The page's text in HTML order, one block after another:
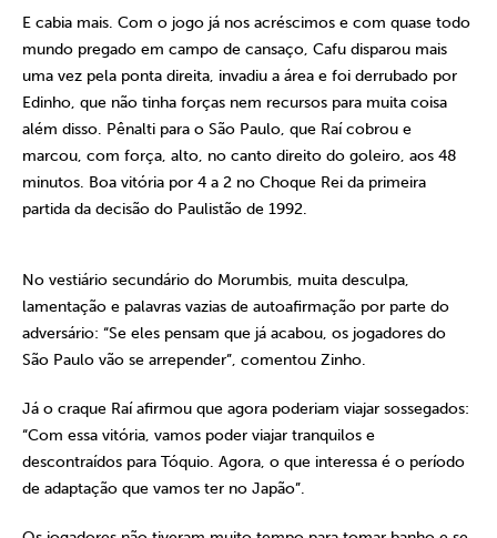
E cabia mais. Com o jogo já nos acréscimos e com quase todo
mundo pregado em campo de cansaço, Cafu disparou mais
uma vez pela ponta direita, invadiu a área e foi derrubado por
Edinho, que não tinha forças nem recursos para muita coisa
além disso. Pênalti para o São Paulo, que Raí cobrou e
marcou, com força, alto, no canto direito do goleiro, aos 48
minutos. Boa vitória por 4 a 2 no Choque Rei da primeira
partida da decisão do Paulistão de 1992.
No vestiário secundário do Morumbis, muita desculpa,
lamentação e palavras vazias de autoafirmação por parte do
adversário: “Se eles pensam que já acabou, os jogadores do
São Paulo vão se arrepender”, comentou Zinho.
Já o craque Raí afirmou que agora poderiam viajar sossegados:
“Com essa vitória, vamos poder viajar tranquilos e
descontraídos para Tóquio. Agora, o que interessa é o período
de adaptação que vamos ter no Japão”.